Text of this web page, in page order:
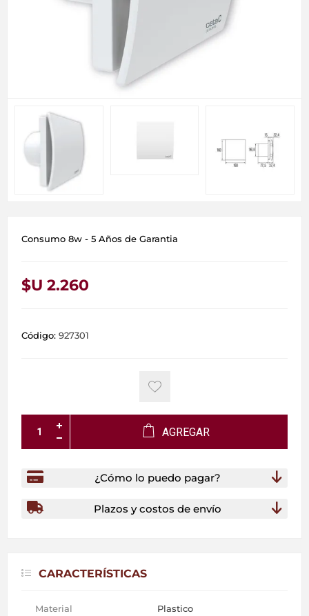
Consumo 8w - 5 Años de Garantia
$U 2.260
Código: 927301
AGREGAR
¿Cómo lo puedo pagar?
Plazos y costos de envío
CARACTERÍSTICAS
Material Plastico